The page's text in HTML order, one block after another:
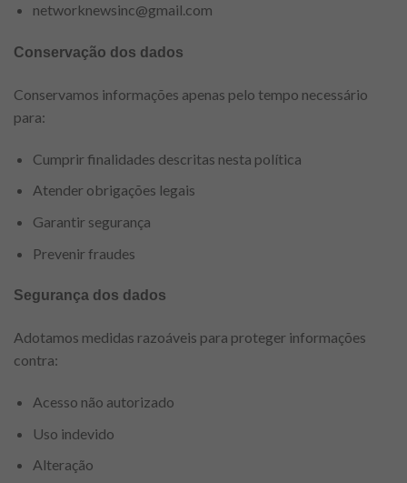
networknewsinc@gmail.com
Conservação dos dados
Conservamos informações apenas pelo tempo necessário
para:
Cumprir finalidades descritas nesta política
Atender obrigações legais
Garantir segurança
Prevenir fraudes
Segurança dos dados
Adotamos medidas razoáveis para proteger informações
contra:
Acesso não autorizado
Uso indevido
Alteração